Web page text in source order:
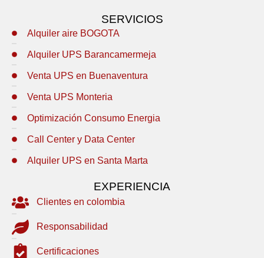
SERVICIOS
Alquiler aire BOGOTA
Alquiler UPS Barancamermeja
Venta UPS en Buenaventura
Venta UPS Monteria
Optimización Consumo Energia
Call Center y Data Center
Alquiler UPS en Santa Marta
EXPERIENCIA
Clientes en colombia
Responsabilidad
Certificaciones